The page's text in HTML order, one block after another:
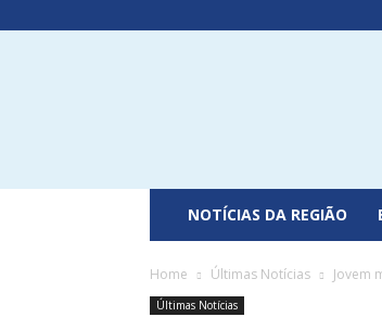
NOTÍCIAS DA REGIÃO
Home Últimas Notícias Jovem
Últimas Notícias